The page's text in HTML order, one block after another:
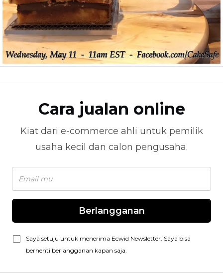
Cara jualan online
Kiat dari e-commerce ahli untuk pemilik
usaha kecil dan calon pengusaha.
Berlangganan
Saya setuju untuk menerima Ecwid Newsletter. Saya bisa
berhenti berlangganan kapan saja.